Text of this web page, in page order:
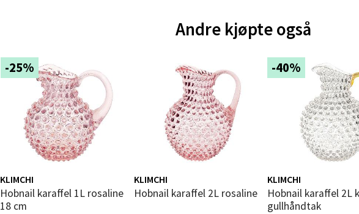
Andre kjøpte også
-25%
KLIMCHI
Hobnail karaffel 1L rosaline
18 cm
KLIMCHI
Hobnail karaffel 2L rosaline
-40%
KLIMCHI
Hobnail karaffel 2L klar med
gullhåndtak
Torget 1, 6413 Molde
Åpent i dag 10-18
0 i butikk
Narvik - Thon Senter Malmporten
Bolagsgata 1, 8514 Narvik
Åpent i dag 10-18